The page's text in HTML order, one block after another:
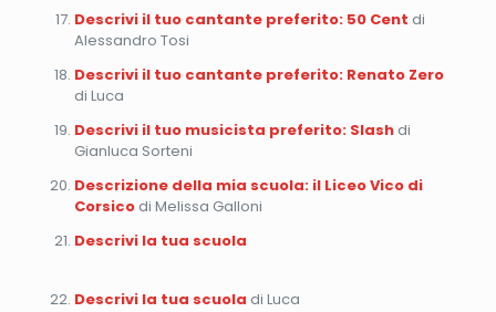
Descrivi il tuo cantante preferito: 50 Cent di
Alessandro Tosi
Descrivi il tuo cantante preferito: Renato Zero
di Luca
Descrivi il tuo musicista preferito: Slashdi
Gianluca Sorteni
Descrizione della mia scuola: il Liceo Vico di
Corsicodi Melissa Galloni
Descrivi la tua scuola
Descrivi la tua scuola di Luca